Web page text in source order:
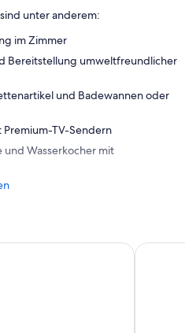
unter anderem:
im Zimmer
Bereitstellung umweltfreundlicher
und Badewannen oder
TV-Sendern
und Wasserkocher mit
The